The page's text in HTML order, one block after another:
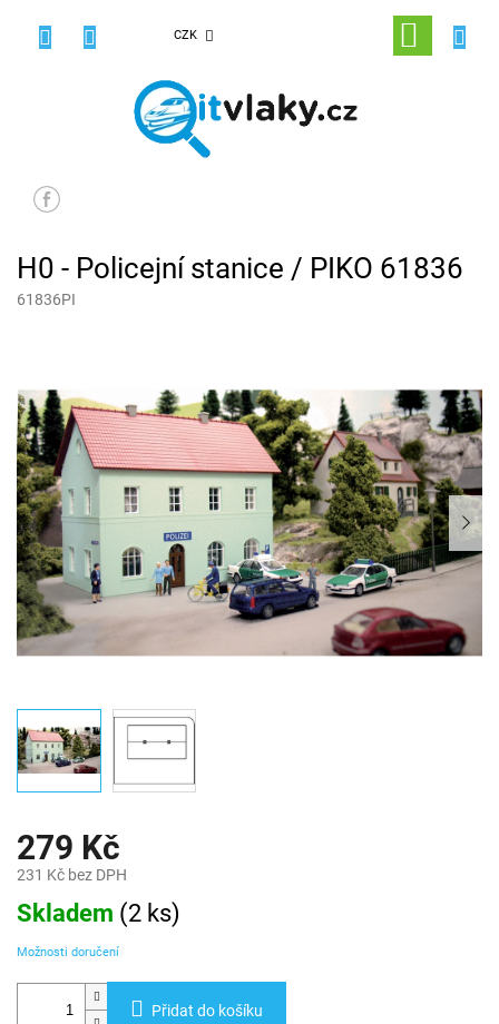
CZK
NÁKUPNÍ
KOŠÍK
H0 - Policejní stanice / PIKO 61836
61836PI
279 Kč
231 Kč bez DPH
Měrná
cena:
Skladem (2 ks)
Možnosti doručení
Přidat do košíku